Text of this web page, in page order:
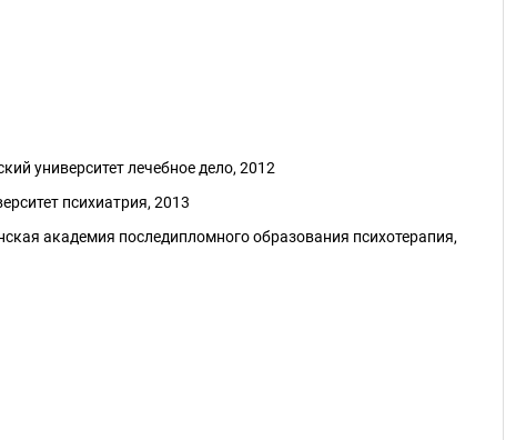
университет лечебное дело, 2012
психиатрия, 2013
академия последипломного образования психотерапия,